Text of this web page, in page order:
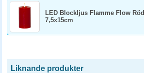
LED Blockljus Flamme Flow Röd
7,5x15cm
Liknande produkter